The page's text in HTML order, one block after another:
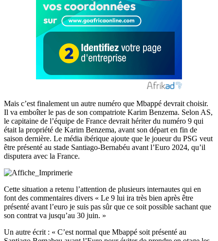
Mais c’est finalement un autre numéro que Mbappé devrait choisir.
Il va emboîter le pas de son compatriote Karim Benzema. Selon AS,
le capitaine de l’équipe de France devrait hériter du numéro 9 qui
était la propriété de Karim Benzema, avant son départ en fin de
saison dernière. Le média ibérique ajoute que le joueur du PSG veut
être présenté au stade Santiago-Bernabéu avant l’Euro 2024, qu’il
disputera avec la France.
Cette situation a retenu l’attention de plusieurs internautes qui en
font des commentaires divers « Le 9 lui ira très bien après être
présenté avant l’euro je suis pas sûr que ce soit possible sachant que
son contrat va jusqu’au 30 juin. »
Un autre écrit : « C’est normal que Mbappé soit présenté au